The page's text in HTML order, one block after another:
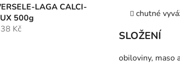
LAGA CALCI-
500g
Kč
chutné
SLOŽENÍ
obiloviny, maso